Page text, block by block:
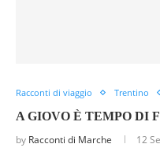
Racconti di viaggio Trentino
A GIOVO È TEMPO DI
by Racconti di Marche 12